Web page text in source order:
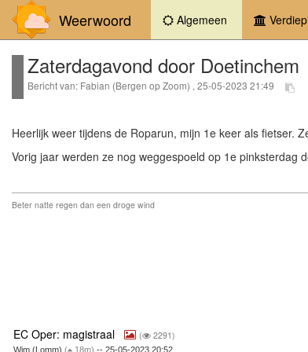
Weerwoord Algemeen (current)
Zaterdagavond door Doetinchem
Bericht van: Fabian (Bergen op Zoom) , 25-05-2023 21:49
Heerlijk weer tijdens de Roparun, mijn 1e keer als fietser.
Vorig jaar werden ze nog weggespoeld op 1e pinksterdag
Beter natte regen dan een droge wind
EC Oper: magistraal ( 2291)
Wim (Lomm) ( 18m) -- 25-05-2023 20:52